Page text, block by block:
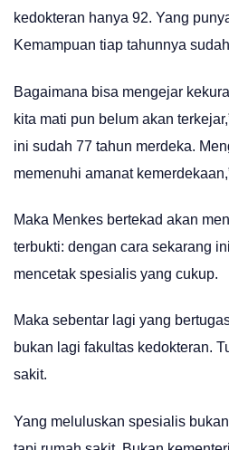
kedokteran hanya 92. Yang
Kemampuan tiap tahunnya
Bagaimana bisa mengejar
kita mati pun belum akan
ini sudah 77 tahun merdeka.
memenuhi amanat
Maka Menkes bertekad akan
terbukti: dengan cara sekarang
mencetak spesialis yang cukup.
Maka sebentar lagi yang
bukan lagi fakultas kedokteran.
sakit.
Yang meluluskan spesialis